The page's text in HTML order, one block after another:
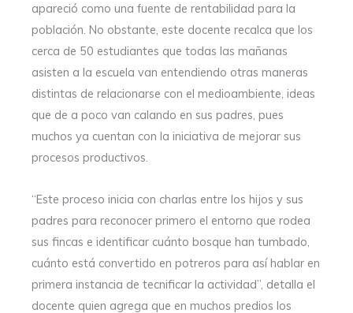
apareció como una fuente de rentabilidad para la
población. No obstante, este docente recalca que los
cerca de 50 estudiantes que todas las mañanas
asisten a la escuela van entendiendo otras maneras
distintas de relacionarse con el medioambiente, ideas
que de a poco van calando en sus padres, pues
muchos ya cuentan con la iniciativa de mejorar sus
procesos productivos.
“Este proceso inicia con charlas entre los hijos y sus
padres para reconocer primero el entorno que rodea
sus fincas e identificar cuánto bosque han tumbado,
cuánto está convertido en potreros para así hablar en
primera instancia de tecnificar la actividad”, detalla el
docente quien agrega que en muchos predios los